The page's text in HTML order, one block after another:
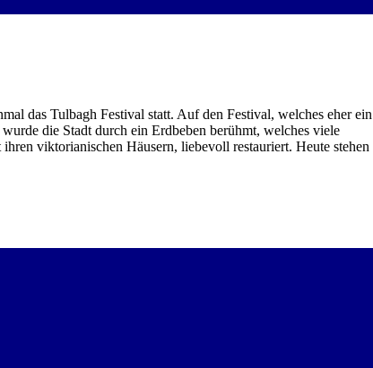
das Tulbagh Festival statt. Auf den Festival, welches eher ein
die Stadt durch ein Erdbeben berühmt, welches viele
viktorianischen Häusern, liebevoll restauriert. Heute stehen